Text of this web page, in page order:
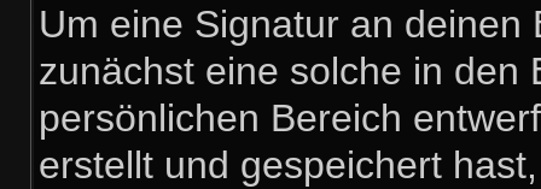
Um eine Signatur an
zunächst eine solche in den
persönlichen Bereich
erstellt und gespeichert